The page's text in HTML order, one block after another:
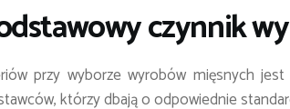
czynnik
przy wyborze wyrobów mięsnych
którzy dbają o odpowiednie